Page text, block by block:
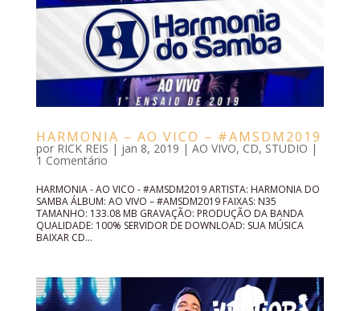
HARMONIA – AO VICO – #AMSDM2019
por RICK REIS | jan 8, 2019 | AO VIVO, CD, STUDIO |
1 Comentário
HARMONIA - AO VICO - #AMSDM2019 ARTISTA: HARMONIA DO
SAMBA ÁLBUM: AO VIVO – #AMSDM2019 FAIXAS: N35
TAMANHO: 133.08 MB GRAVAÇÃO: PRODUÇÃO DA BANDA
QUALIDADE: 100% SERVIDOR DE DOWNLOAD: SUA MÚSICA
BAIXAR CD...